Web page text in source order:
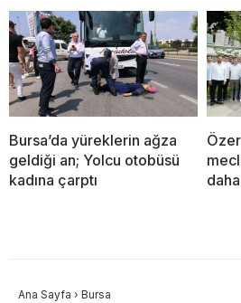
Bursa’da yüreklerin ağza
geldiği an; Yolcu otobüsü
kadına çarptı
Ana Sayfa › Bursa